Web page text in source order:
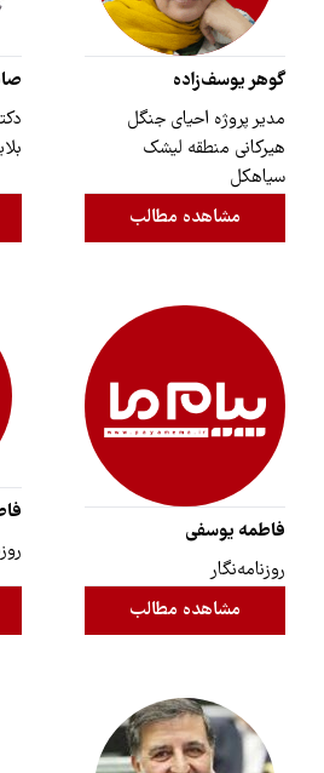
گوهر یوسف‌زاده
مدیر پروژه احیای جنگل
هیرکانی منطقه لیشک
سیاهکل
مشاهده مطالب
فاطمه یوسفی
روزنامه‌نگار
مشاهده مطالب